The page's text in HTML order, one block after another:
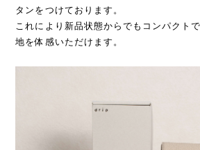
タンをつけております。
これにより新品状態からでもコンパクト
地を体感いただけます。